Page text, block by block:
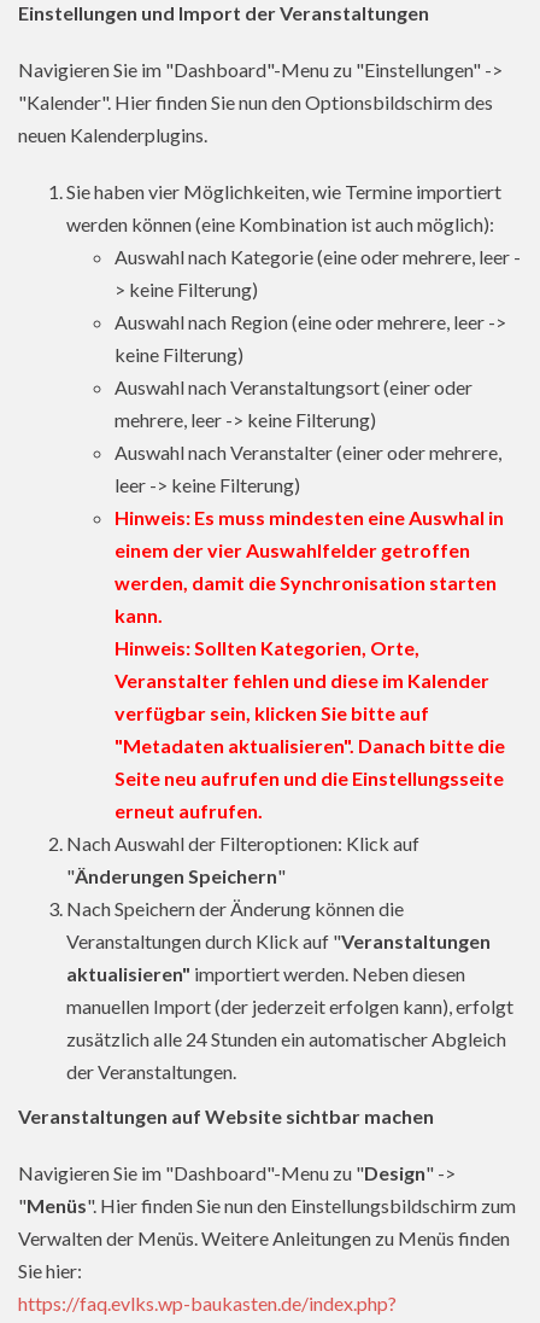
Einstellungen und Import der Veranstaltungen
Navigieren Sie im "Dashboard"-Menu zu "Einstellungen" ->
"Kalender". Hier finden Sie nun den Optionsbildschirm des
neuen Kalenderplugins.
Sie haben vier Möglichkeiten, wie Termine importiert
werden können (eine Kombination ist auch möglich):
Auswahl nach Kategorie (eine oder mehrere, leer -
> keine Filterung)
Auswahl nach Region (eine oder mehrere, leer ->
keine Filterung)
Auswahl nach Veranstaltungsort (einer oder
mehrere, leer -> keine Filterung)
Auswahl nach Veranstalter (einer oder mehrere,
leer -> keine Filterung)
Hinweis: Es muss mindesten eine Auswhal in
einem der vier Auswahlfelder getroffen
werden, damit die Synchronisation starten
kann.
Hinweis: Sollten Kategorien, Orte,
Veranstalter fehlen und diese im Kalender
verfügbar sein, klicken Sie bitte auf
"Metadaten aktualisieren". Danach bitte die
Seite neu aufrufen und die Einstellungsseite
erneut aufrufen.
Nach Auswahl der Filteroptionen: Klick auf
"Änderungen Speichern"
Nach Speichern der Änderung können die
Veranstaltungen durch Klick auf "Veranstaltungen
aktualisieren" importiert werden. Neben diesen
manuellen Import (der jederzeit erfolgen kann), erfolgt
zusätzlich alle 24 Stunden ein automatischer Abgleich
der Veranstaltungen.
Veranstaltungen auf Website sichtbar machen
Navigieren Sie im "Dashboard"-Menu zu "Design" ->
"Menüs". Hier finden Sie nun den Einstellungsbildschirm zum
Verwalten der Menüs. Weitere Anleitungen zu Menüs finden
Sie hier:
https://faq.evlks.wp-baukasten.de/index.php?